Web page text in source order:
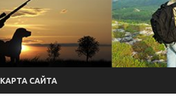
КАРТА САЙТА